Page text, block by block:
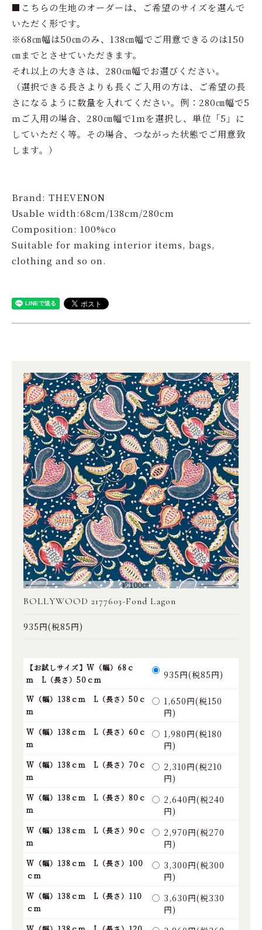
■こちらの生地のオーダーは、ご希望のサイズを選んで
いただく形です。
※68㎝幅は50㎝のみ、138㎝幅でご用意できるのは150
㎝までとさせていただきます。
それ以上の大きさは、280㎝幅でお選びください。
（選択できる長さよりも長くご入用の方は、ご希望の長
さになるように数量を入れてください。例：280㎝幅で5
ｍご入用の場合、280㎝幅で1ｍを選択し、単位「5」に
していただく等。その場合、つながった状態でご用意致
します。）
Brand: THEVENON
Usable width:68cm/138cm/280cm
Composition: 100%co
Suitable for making interior items, bags,
clothing and so on.
BOLLYWOOD 2177603-Fond Lagon
935円(税85円)
【お試しサイズ】W（幅）68ｃ
ｍ L（長さ）50ｃｍ
935円(税85円)
W（幅）138ｃｍ L（長さ）50ｃ
ｍ
1,650円(税150
円)
W（幅）138ｃｍ L（長さ）60ｃ
ｍ
1,980円(税180
円)
W（幅）138ｃｍ L（長さ）70ｃ
ｍ
2,310円(税210
円)
W（幅）138ｃｍ L（長さ）80ｃ
ｍ
2,640円(税240
円)
W（幅）138ｃｍ L（長さ）90ｃ
ｍ
2,970円(税270
円)
W（幅）138ｃｍ L（長さ）100
ｃｍ
3,300円(税300
円)
W（幅）138ｃｍ L（長さ）110
ｃｍ
3,630円(税330
円)